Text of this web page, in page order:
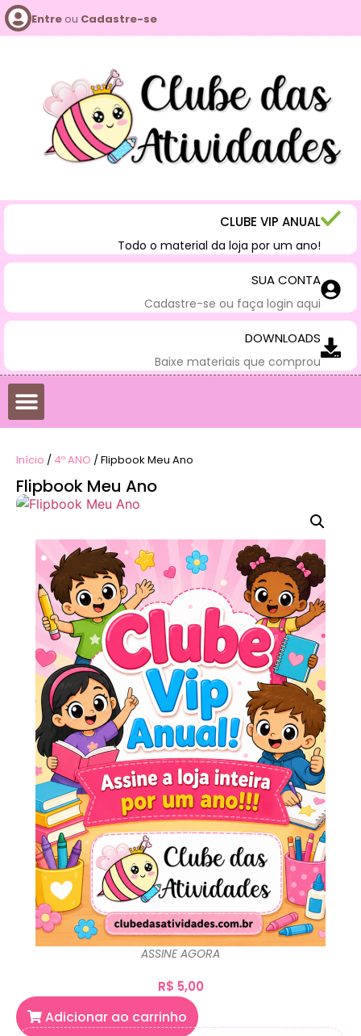
Entreou Cadastre-se
CLUBE VIP ANUAL
Todo o material da loja por um ano!
SUA CONTA
Cadastre-se ou faça login aqui
DOWNLOADS
Baixe materiais que comprou
Início / 4º ANO / Flipbook Meu Ano
Flipbook Meu Ano
ASSINE AGORA
R$ 5,00
Adicionar ao carrinho